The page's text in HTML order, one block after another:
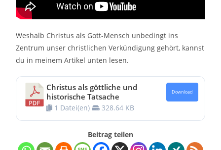
Weshalb Christus als Gott-Mensch unbedingt ins
Zentrum unser christlichen Verkündigung gehört, kannst
du in meinem Artikel unten lesen.
Christus als göttliche und
historische Tatsache
1 Datei(en) 328.64 KB
Download
Beitrag teilen